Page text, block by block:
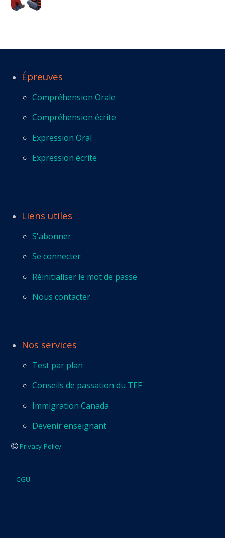
Épreuves
Compréhension Orale
Compréhension écrite
Expression Oral
Expression écrite
Liens utiles
S'abonner
Se connecter
Réinitialiser le mot de passe
Nous contacter
Nos services
Test par plan
Conseils de passation du TEF
Immigration Canada
Devenir enseignant
Privacy-Policy
- CGU